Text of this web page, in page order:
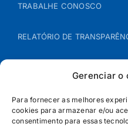
Gerenciar o
Para fornecer as melhores
cookies para armazenar e/ou
consentimento para essas
TRABALHE CONOSCO
RELATÓRIO DE
POLÍTICA DE COOKIES